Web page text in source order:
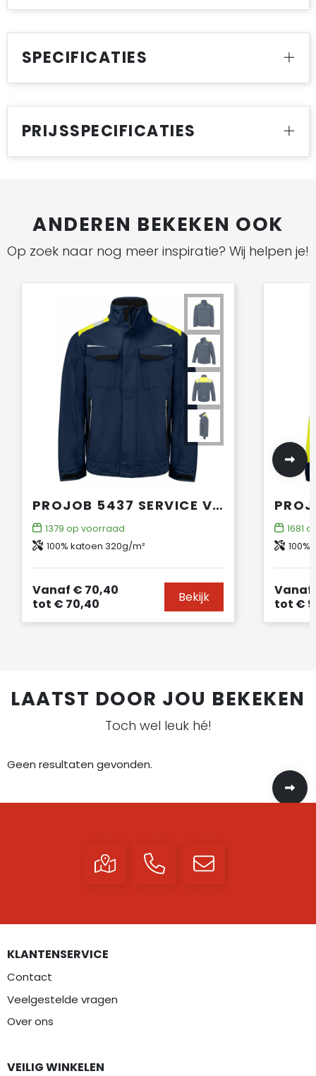
SPECIFICATIES
PRIJSSPECIFICATIES
ANDEREN BEKEKEN OOK
Op zoek naar nog meer inspiratie? Wij helpen je!
PROJOB 5437 SERVICE VEST KATOEN
1379 op voorraad
100% katoen 320g/m²
Vanaf € 70,40
tot € 70,40 Bekijk
1681
Vanaf
tot €
LAATST DOOR JOU BEKEKEN
Toch wel leuk hé!
Geen resultaten gevonden.
KLANTENSERVICE
Contact
Veelgestelde vragen
Over ons
VEILIG WINKELEN